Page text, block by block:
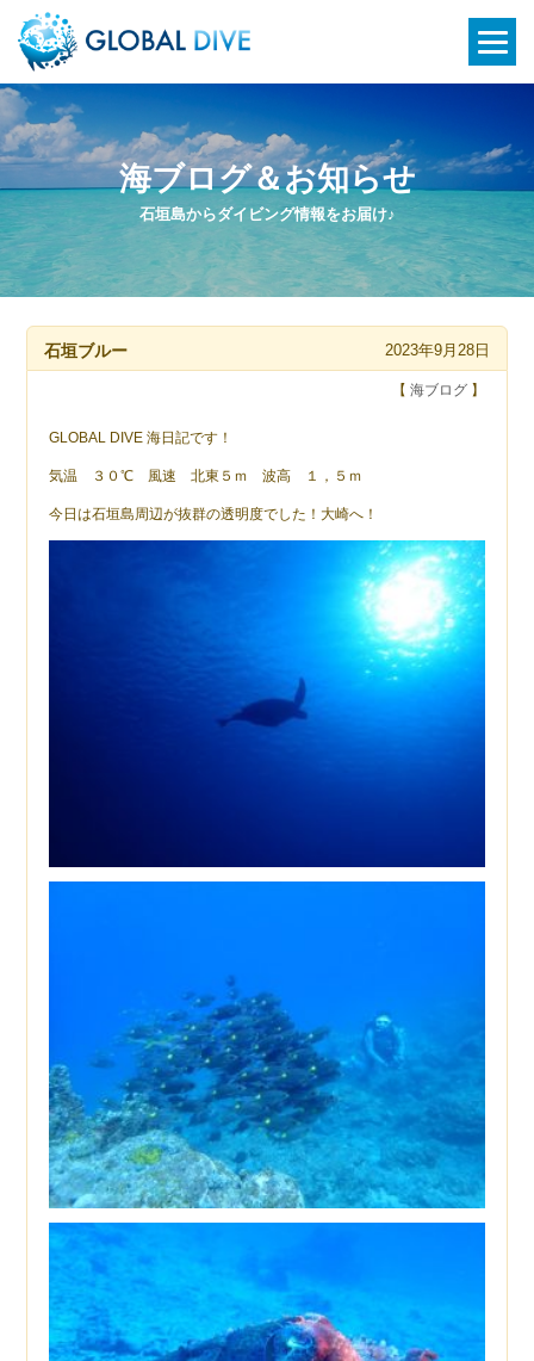
石垣島からダイビング情報をお届け♪
海ブログ＆お知らせ
石垣ブルー 2023年9月28日
【 海ブログ】
GLOBAL DIVE 海日記です！
気温 ３０℃ 風速 北東５ｍ 波高 １，５ｍ
今日は石垣島周辺が抜群の透明度でした！大崎へ！